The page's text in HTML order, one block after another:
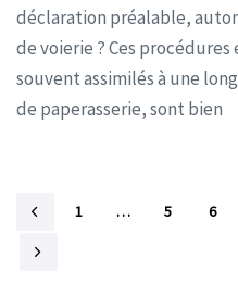
déclaration préalable,
de voierie ? Ces
souvent assimilés à une
de paperasserie, sont bien
1 … 5 6